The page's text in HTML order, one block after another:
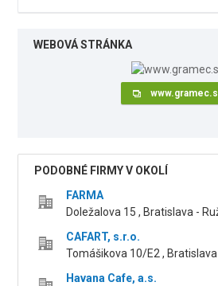
WEBOVÁ STRÁNKA
PODOBNÉ FIRMY V OKOLÍ
FARMA
Doležalova 15 , Bratislava -
CAFART, s.r.o.
Tomášikova 10/E2 , Bratislava
Havana Cafe, a.s.